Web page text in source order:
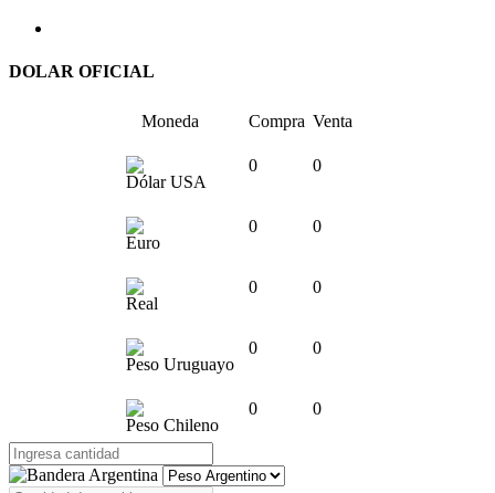
DOLAR OFICIAL
Moneda Compra Venta
Dólar USA
0 0
Euro
0 0
Real
0 0
Peso Uruguayo
0 0
Peso Chileno
0 0